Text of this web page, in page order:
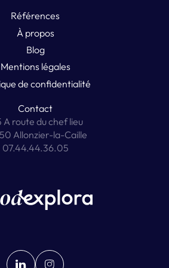
Références
À propos
Blog
Mentions légales
de confidentialité
Contact
A route du chef lieu
Allonzier-la-Caille
07.44.44.36.05